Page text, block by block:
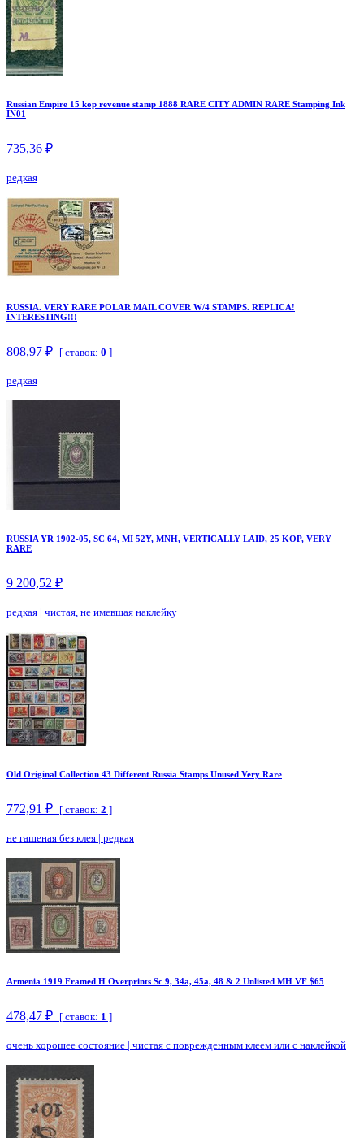
Russian Empire 15 kop revenue stamp 1888 RARE CITY ADMIN RARE Stamping Ink
IN01
735,36 ₽
редкая
RUSSIA. VERY RARE POLAR MAIL COVER W/4 STAMPS. REPLICA!
INTERESTING!!!
808,97 ₽ [ ставок: 0 ]
редкая
RUSSIA YR 1902-05, SC 64, MI 52Y, MNH, VERTICALLY LAID, 25 KOP, VERY
RARE
9 200,52 ₽
редкая | чистая, не имевшая наклейку
Old Original Collection 43 Different Russia Stamps Unused Very Rare
772,91 ₽ [ ставок: 2 ]
не гашеная без клея | редкая
Armenia 1919 Framed H Overprints Sc 9, 34a, 45a, 48 & 2 Unlisted MH VF $65
478,47 ₽ [ ставок: 1 ]
очень хорошее состояние | чистая с поврежденным клеем или с наклейкой